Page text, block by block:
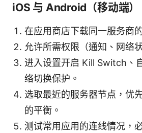
iOS 与 Android（移动端）
在应用商店下载同一服务商
允许所需权限（通知、网络
进入设置开启 Kill Switch、
络切换保护。
选取最近的服务器节点，优
的平衡。
测试常用应用的连线情况，